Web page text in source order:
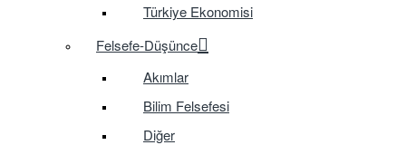
Türkiye Ekonomisi
Felsefe-Düşünce
Akımlar
Bilim Felsefesi
Diğer